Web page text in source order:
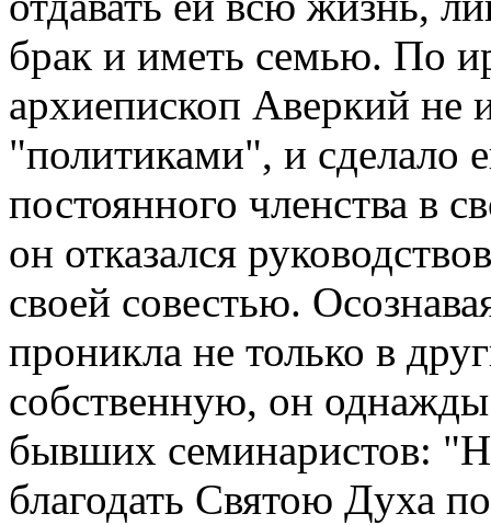
брак и иметь семью. По
архиепископ Аверкий не
"политиками", и сделало
постоянного членства в
он отказался
своей совестью.
проникла не только в
собственную, он
бывших семинаристов:
благодать Святою Духа